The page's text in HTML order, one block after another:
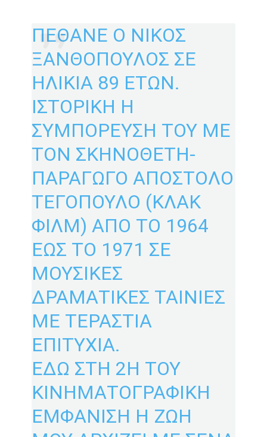
ΠΕΘΑΝΕ Ο ΝΙΚΟΣ
ΞΑΝΘΟΠΟΥΛΟΣ ΣΕ
ΗΛΙΚΙΑ 89 ΕΤΩΝ.
ΙΣΤΟΡΙΚΗ Η
ΣΥΜΠΟΡΕΥΣΗ ΤΟΥ ΜΕ
ΤΟΝ ΣΚΗΝΟΘΕΤΗ-
ΠΑΡΑΓΩΓΟ ΑΠΟΣΤΟΛΟ
ΤΕΓΟΠΟΥΛΟ (ΚΛΑΚ
ΦΙΛΜ) ΑΠΟ ΤΟ 1964
ΕΩΣ ΤΟ 1971 ΣΕ
ΜΟΥΣΙΚΕΣ
ΔΡΑΜΑΤΙΚΕΣ ΤΑΙΝΙΕΣ
ΜΕ ΤΕΡΑΣΤΙΑ
ΕΠΙΤΥΧΙΑ.
ΕΔΩ ΣΤΗ 2Η ΤΟΥ
ΚΙΝΗΜΑΤΟΓΡΑΦΙΚΗ
ΕΜΦΑΝΙΣΗ Η ΖΩΗ